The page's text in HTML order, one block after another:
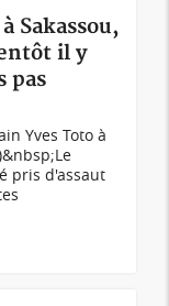
Sakassou,
il y
pas
Yves Toto à
pris d'assaut